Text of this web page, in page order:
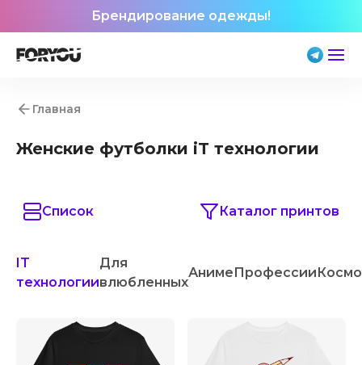
Брендирование одежды!
Главная
Женские футболки iT технологии
Список Каталог принтов
IT
технологии
Для
влюбленных
АнимеПрофессии